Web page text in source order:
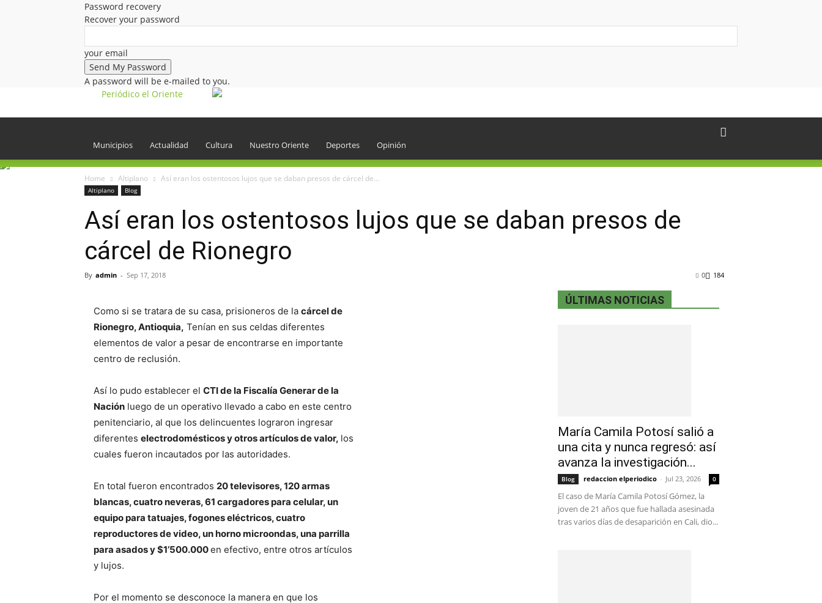
Password recovery
Recover your password
your email
A password will be e-mailed to you.
Periódico el Oriente
Municipios Actualidad Cultura Nuestro Oriente Deportes Opinión
Home Altiplano Así eran los ostentosos lujos que se daban presos de cárcel de...
Altiplano Blog
Así eran los ostentosos lujos que se daban presos de
cárcel de Rionegro
By admin - Sep 17, 2018 184
0
Como si se tratara de su casa, prisioneros de la cárcel de
Rionegro, Antioquia, Tenían en sus celdas diferentes
elementos de valor a pesar de encontrarse en importante
centro de reclusión.
Así lo pudo establecer el CTI de la Fiscalía Generar de la
Nación luego de un operativo llevado a cabo en este centro
penitenciario, al que los delincuentes lograron ingresar
diferentes electrodomésticos y otros artículos de valor, los
cuales fueron incautados por las autoridades.
En total fueron encontrados 20 televisores, 120 armas
blancas, cuatro neveras, 61 cargadores para celular, un
equipo para tatuajes, fogones eléctricos, cuatro
reproductores de video, un horno microondas, una parrilla
para asados y $1’500.000en efectivo, entre otros artículos
y lujos.
Por el momento se desconoce la manera en que los
ÚLTIMAS NOTICIAS
María Camila Potosí salió a
una cita y nunca regresó: así
avanza la investigación...
Blog redaccion elperiodico - Jul 23, 2026 0
El caso de María Camila Potosí Gómez, la
joven de 21 años que fue hallada asesinada
tras varios días de desaparición en Cali, dio...